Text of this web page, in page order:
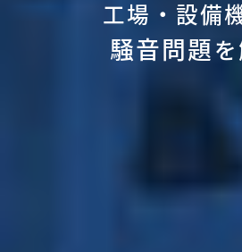
工場・設備
騒音問題を